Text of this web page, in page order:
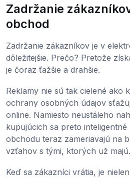
Zadržanie
obchod
Zadržanie zákazníkov je v
dôležitejšie. Prečo? Pretože
je čoraz ťažšie a drahšie.
Reklamy nie sú tak cielené ako
ochrany osobných údajov
online. Namiesto neustáleho
kupujúcich sa preto
obchodu teraz zameriavajú na
vzťahov s tými, ktorých už majú.
Keď sa zákazníci vrátia, je